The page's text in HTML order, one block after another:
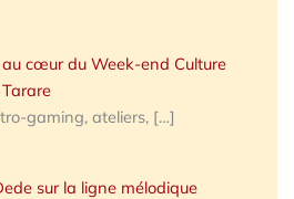
cœur du Week-end Culture
gaming, ateliers, […]
sur la ligne mélodique